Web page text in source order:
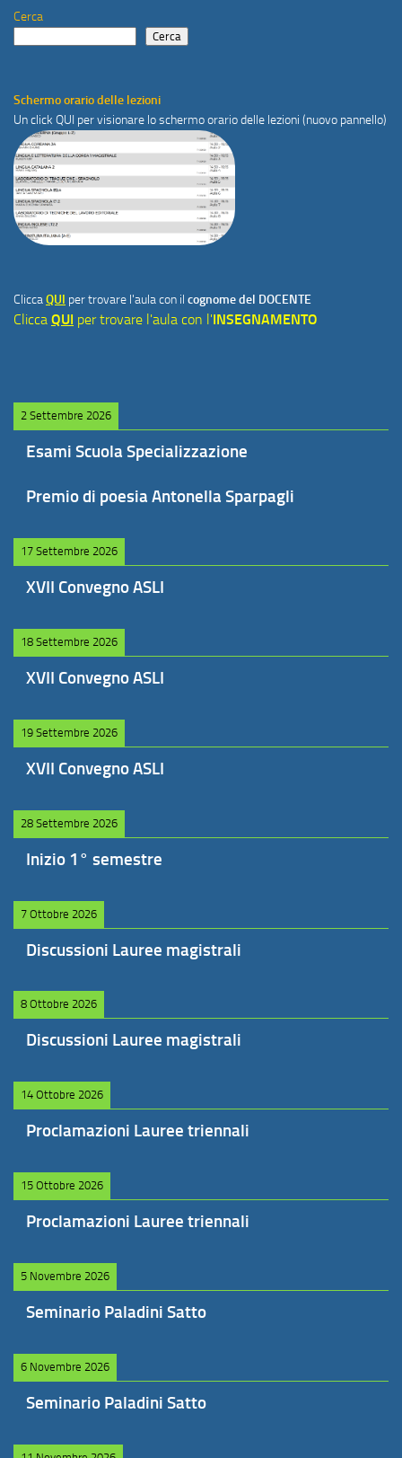
Cerca
Cerca
Schermo orario delle lezioni
Un click QUI per visionare lo schermo orario delle lezioni (nuovo pannello)
CliccaQUI per trovare l'aula con il cognome del DOCENTE
Clicca QUI per trovare l'aula con l'INSEGNAMENTO
2 Settembre 2026
Esami Scuola Specializzazione
Premio di poesia Antonella Sparpagli
17 Settembre 2026
XVII Convegno ASLI
18 Settembre 2026
XVII Convegno ASLI
19 Settembre 2026
XVII Convegno ASLI
28 Settembre 2026
Inizio 1° semestre
7 Ottobre 2026
Discussioni Lauree magistrali
8 Ottobre 2026
Discussioni Lauree magistrali
14 Ottobre 2026
Proclamazioni Lauree triennali
15 Ottobre 2026
Proclamazioni Lauree triennali
5 Novembre 2026
Seminario Paladini Satto
6 Novembre 2026
Seminario Paladini Satto